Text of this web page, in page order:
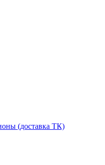
(доставка ТК)